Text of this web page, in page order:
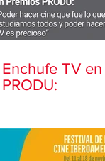
Enchufe TV en
PRODU: